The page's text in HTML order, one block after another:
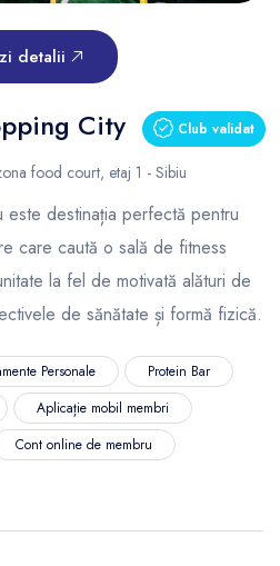
detalii
City Club validat
food court, etaj 1 - Sibiu
este destinația perfectă pentru
care caută o sală de fitness
la fel de motivată alături de
de sănătate și formă fizică.
Personale
Protein Bar
Aplicație mobil membri
Cont online de membru